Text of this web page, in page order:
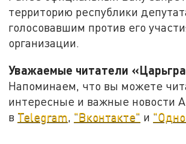
территорию республики
голосовавшим против его
организации.
Уважаемые читатели
Напоминаем, что вы можете
интересные и важные новости
в Telegram, "Вконтакте" и